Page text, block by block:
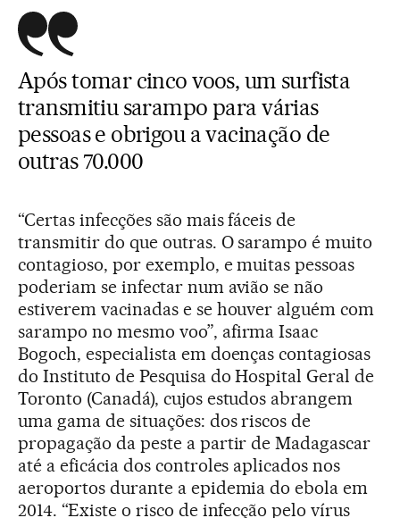
Após tomar cinco voos, um surfista
transmitiu sarampo para várias
pessoas e obrigou a vacinação de
outras 70.000
“Certas infecções são mais fáceis de
transmitir do que outras. O sarampo é muito
contagioso, por exemplo, e muitas pessoas
poderiam se infectar num avião se não
estiverem vacinadas e se houver alguém com
sarampo no mesmo voo”, afirma Isaac
Bogoch, especialista em doenças contagiosas
do Instituto de Pesquisa do Hospital Geral de
Toronto (Canadá), cujos estudos abrangem
uma gama de situações: dos riscos de
propagação da peste a partir de Madagascar
até a eficácia dos controles aplicados nos
aeroportos durante a epidemia do ebola em
2014. “Existe o risco de infecção pelo vírus